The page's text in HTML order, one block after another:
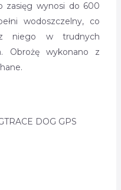
zasięg wynosi do 600
wodoszczelny, co
niego w trudnych
Obrożę wykonano z
DOG GPS